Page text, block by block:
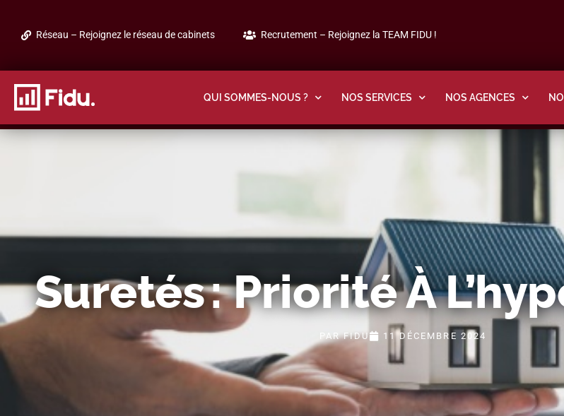
Réseau – Rejoignez le réseau de cabinets Recrutement – Rejoignez la TEAM FIDU !
QUI SOMMES-NOUS ? NOS SERVICES NOS AGENCES
Suretés : Priorité À
PARFIDU 11 DÉCEMBRE 2024